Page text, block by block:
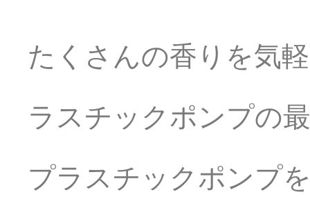
たくさんの香りを気
ラスチックポンプの
プラスチックポンプ